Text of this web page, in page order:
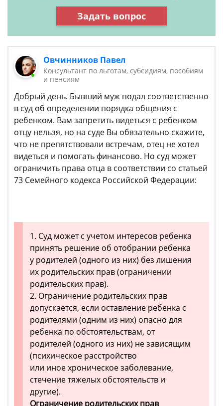
Задать вопрос
Овчинников Павел
Консультант по льготам, субсидиям, пособиям
и пенсиям
Добрый день. Бывший муж подал соответственно
в суд об определении порядка общения с
ребенком. Вам запретить видеться с ребенком
отцу нельзя, но на суде Вы обязательно скажите,
что не препятствовали встречам, отец не хотел
видеться и помогать финансово. Но суд может
ограничить права отца в соответствии со статьей
73 Семейного кодекса Российской Федерации:
1. Суд может с учетом интересов ребенка
принять решение об отобрании ребенка
у родителей (одного из них) без лишения
их родительских прав (ограничении
родительских прав).
2. Ограничение родительских прав
допускается, если оставление ребенка с
родителями (одним из них) опасно для
ребенка по обстоятельствам, от
родителей (одного из них) не зависящим
(психическое расстройство
или иное хроническое заболевание,
стечение тяжелых обстоятельств и
другие).
Ограничение родительских прав